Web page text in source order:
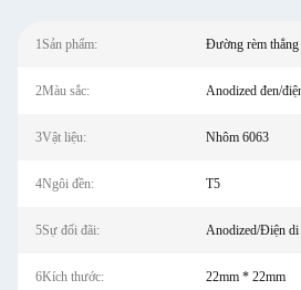
1Sản phẩm: Đường rèm thẳng
2Màu sắc: Anodized đen/
3Vật liệu: Nhôm 6063
4Ngôi đền: T5
5Sự đối đãi: Anodized/Điện di
6Kích thước: 22mm * 22mm